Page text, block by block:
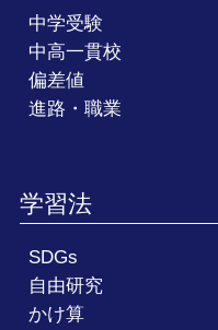
中学受験
中高一貫校
偏差値
進路・職業
学習法
SDGs
自由研究
かけ算